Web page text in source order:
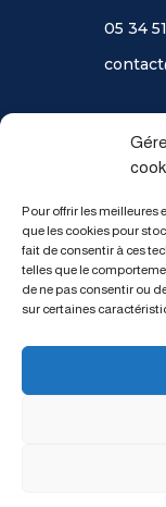
Pour offrir les meilleures
que les cookies pour
fait de consentir à ces
telles que le
de ne pas consentir ou
sur certaines
05 34
SITE
Contact